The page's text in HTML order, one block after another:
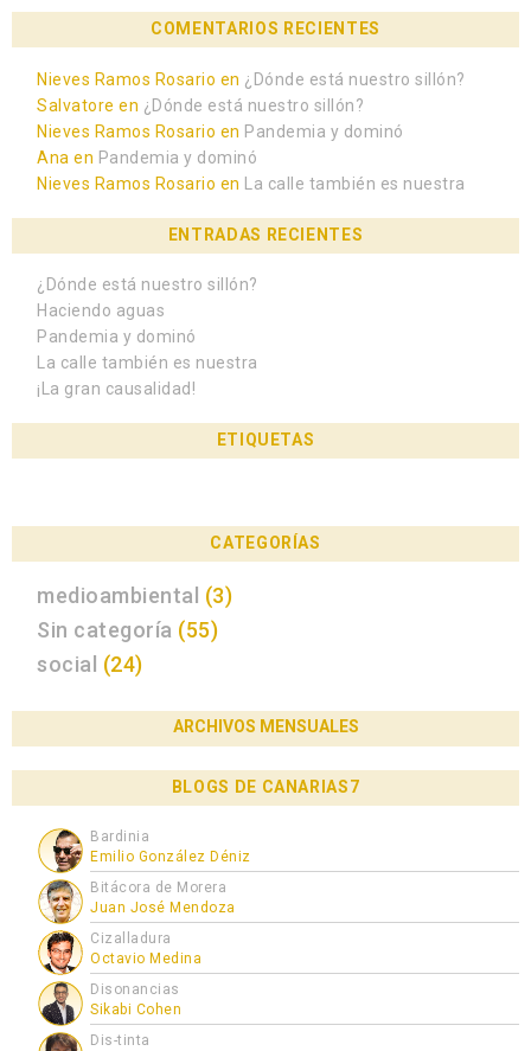
COMENTARIOS RECIENTES
Nieves Ramos Rosario en ¿Dónde está nuestro sillón?
Salvatore en ¿Dónde está nuestro sillón?
Nieves Ramos Rosario en Pandemia y dominó
Ana en Pandemia y dominó
Nieves Ramos Rosario en La calle también es nuestra
ENTRADAS RECIENTES
¿Dónde está nuestro sillón?
Haciendo aguas
Pandemia y dominó
La calle también es nuestra
¡La gran causalidad!
ETIQUETAS
CATEGORÍAS
medioambiental (3)
Sin categoría (55)
social (24)
ARCHIVOS MENSUALES
BLOGS DE CANARIAS7
Bardinia
Emilio González Déniz
Bitácora de Morera
Juan José Mendoza
Cizalladura
Octavio Medina
Disonancias
Sikabi Cohen
Dis-tinta